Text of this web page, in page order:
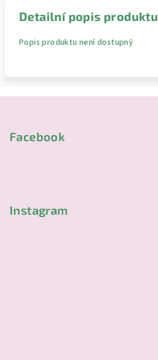
Detailní popis produktu
Popis produktu není dostupný
Facebook
Instagram